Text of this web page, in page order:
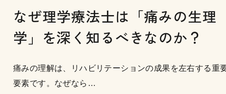
なぜ理学療法士は「痛みの生理
学」を深く知るべきなのか？
痛みの理解は、リハビリテーションの成果を左右する重
要素です。なぜなら…